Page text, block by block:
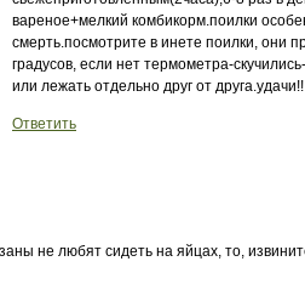
вареное+мелкий комбикорм.поилки
смерть.посмотрите в инете поилки, они
градусов, если нет термометра-
или лежать отдельно друг от
Ответить
не любят сидеть на яйцах, то,